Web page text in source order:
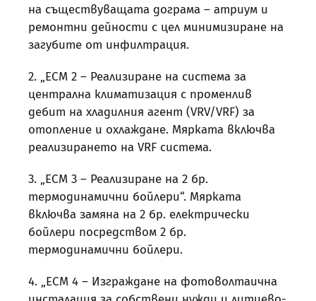
на съществуващата дограма – атриум и
ремонтни дейности с цел минимизиране на
загубите от инфилтрация.
2. „ЕСМ 2 – Реализиране на система за
централна климатизация с променлив
дебит на хладилния агент (VRV/VRF) за
отопление и охлаждане. Мярката включва
реализирането на VRF система.
3. „ЕСМ 3 – Реализиране на 2 бр.
термодинамични бойлери“. Мярката
включва замяна на 2 бр. електрически
бойлери посредством 2 бр.
термодинамични бойлери.
4. „ЕСМ 4 – Изграждане на фотоволтаична